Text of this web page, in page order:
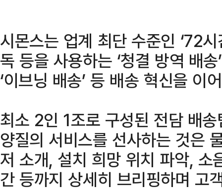
시몬스는 업계 최단 수준인 ‘72
독 등을 사용하는 ‘청결 방역 배
‘이브닝 배송’ 등 배송 혁신을 이
최소 2인 1조로 구성된 전담 배
양질의 서비스를 선사하는 것은
저 소개, 설치 희망 위치 파악,
간 등까지 상세히 브리핑하며 고